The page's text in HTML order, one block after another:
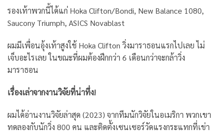
รองเท้าพวกนี้ได้แก่ Hoka Clifton/Bondi, New Balance 1080,
Saucony Triumph, ASICS Novablast
ผมมีเพื่อนอุ้งเท้าสูงใช้ Hoka Clifton วิ่งมาราธอนแรกไปเลย ไม่
เจ็บอะไรเลย ในขณะที่ผมต้องฝึกกว่า 6 เดือนกว่าจะกล้าวิ่ง
มาราธอน
เรื่องเล่าจากงานวิจัยที่น่าทึ่ง!
ผมได้อ่านงานวิจัยล่าสุด (2023) จากทีมนักวิจัยในอเมริกา พวกเขา
ทดลองกับนักวิ่ง 800 คน และติดตั้งเซนเซอร์วัดแรงกระแทกที่เข่า